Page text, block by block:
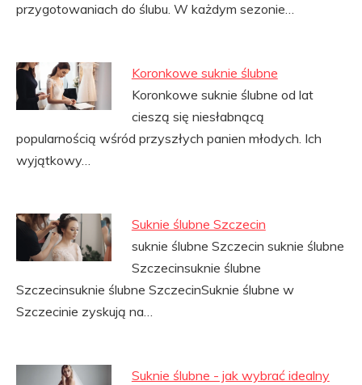
przygotowaniach do ślubu. W każdym sezonie…
Koronkowe suknie ślubne
Koronkowe suknie ślubne od lat
cieszą się niesłabnącą
popularnością wśród przyszłych panien młodych. Ich
wyjątkowy…
Suknie ślubne Szczecin
suknie ślubne Szczecin suknie ślubne
Szczecinsuknie ślubne
Szczecinsuknie ślubne SzczecinSuknie ślubne w
Szczecinie zyskują na…
Suknie ślubne - jak wybrać idealny